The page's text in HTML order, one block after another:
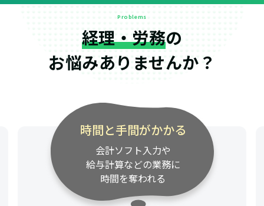
Problems
経理・労務の
お悩みありませんか？
時間と手間がかかる
会計ソフト入力や
給与計算などの業務に
時間を奪われる